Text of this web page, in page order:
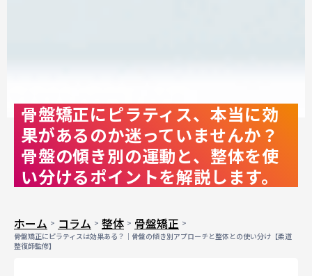
骨盤矯正にピラティス、本当に効
果があるのか迷っていませんか？
骨盤の傾き別の運動と、整体を使
い分けるポイントを解説します。
ホーム コラム 整体 骨盤矯正
骨盤矯正にピラティスは効果ある？｜骨盤の傾き別アプローチと整体との使い分け【柔道
整復師監修】